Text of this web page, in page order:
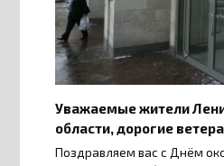
Уважаемые жители
области, дорогие
Поздравляем вас с Днём